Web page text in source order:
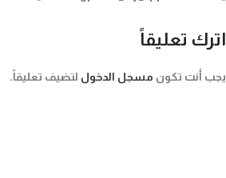
اترك تعليقاً
يجب أنت تكون مسجل الدخول لتضيف تعليقاً.